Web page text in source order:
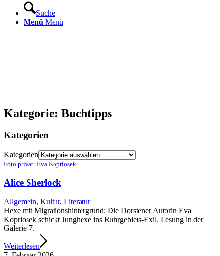
Suche
Menü Menü
Kategorie: Buchtipps
Kategorien
Kategorien
Foto privat: Eva Kopriosek
Alice Sherlock
Allgemein, Kultur, Literatur
Hexe mit Migrationshintergrund: Die Dorstener Autorin Eva
Kopriosek schickt Junghexe ins Ruhrgebiets-Exil. Lesung in der
Galerie-7.
Weiterlesen